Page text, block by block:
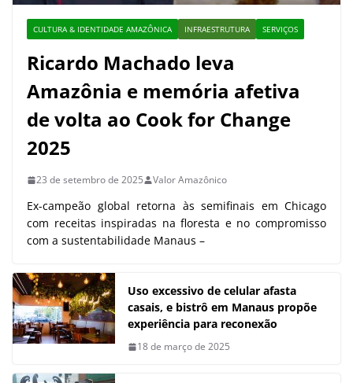
CULTURA & IDENTIDADE AMAZÔNICA INFRAESTRUTURA SERVIÇOS
Ricardo Machado leva
Amazônia e memória afetiva
de volta ao Cook for Change
2025
23 de setembro de 2025 Valor Amazônico
Ex-campeão global retorna às semifinais em Chicago
com receitas inspiradas na floresta e no compromisso
com a sustentabilidade Manaus –
Uso excessivo de celular afasta
casais, e bistrô em Manaus propõe
experiência para reconexão
18 de março de 2025